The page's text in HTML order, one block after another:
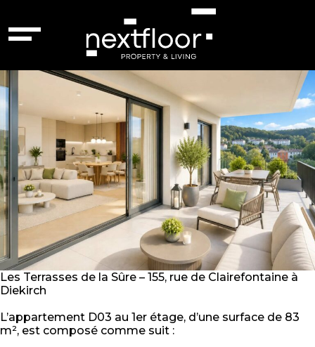
Appartement
Diekirch – 87264138
Les Terrasses de la Sûre – 155, rue de Clairefontaine à
Diekirch
L’appartement D03 au 1er étage, d’une surface de 83
m², est composé comme suit :